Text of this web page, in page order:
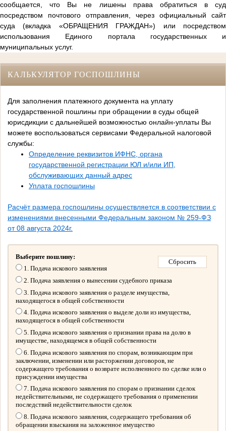
сообщается, что Вы не лишены права обратиться в суд
посредством почтового отправления, через официальный сайт
суда (вкладка «ОБРАЩЕНИЯ ГРАЖДАН») или посредством
использования Единого портала государственных и
муниципальных услуг.
КАЛЬКУЛЯТОР ГОСПОШЛИНЫ
Для заполнения платежного документа на уплату
государственной пошлины при обращении в суды общей
юрисдикции с дальнейшей возможностью онлайн-уплаты Вы
можете воспользоваться сервисами Федеральной налоговой
службы:
Определение реквизитов ИФНС, органа
государственной регистрации ЮЛ и/или ИП,
обслуживающих данный адрес
Уплата госпошлины
Расчёт размера госпошлины осуществляется в соответствии с
изменениями внесенными Федеральным законом № 259-ФЗ
от 08 августа 2024г.
Выберите пошлину:
1. Подача искового заявления
2. Подача заявления о вынесении судебного приказа
3. Подача искового заявления о разделе имущества,
находящегося в общей собственности
4. Подача искового заявления о выделе доли из имущества,
находящегося в общей собственности
5. Подача искового заявления о признании права на долю в
имуществе, находящемся в общей собственности
6. Подача искового заявления по спорам, возникающим при
заключении, изменении или расторжении договоров, не
содержащего требования о возврате исполненного по сделке или о
присуждении имущества
7. Подача искового заявления по спорам о признании сделок
недействительными, не содержащего требования о применении
последствий недействительности сделок
8. Подача искового заявления, содержащего требования об
обращении взыскания на заложенное имущество